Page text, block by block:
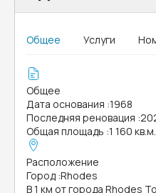
Общее Услуги
Общее
Дата основания :1968
Последняя реновация :
Общая площадь :1 160 кв.м.
Расположение
Город :Rhodes
В 1 км от города Rhodes